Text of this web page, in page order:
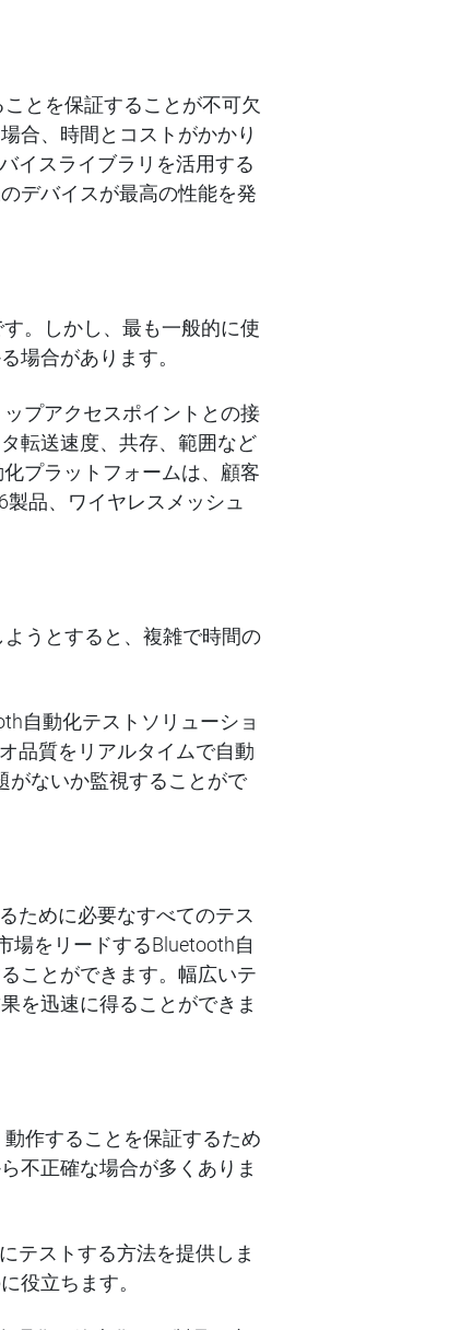
とを保証することが不可欠
合、時間とコストがかかり
イスライブラリを活用する
デバイスが最高の性能を発
。しかし、最も一般的に使
場合があります。
プアクセスポイントとの接
転送速度、共存、範囲など
プラットフォームは、顧客
品、ワイヤレスメッシュ
うとすると、複雑で時間の
自動化テストソリューショ
品質をリアルタイムで自動
がないか監視することがで
ために必要なすべてのテス
場をリードするBluetooth自
ことができます。幅広いテ
を迅速に得ることができま
作することを保証するため
不正確な場合が多くありま
テストする方法を提供しま
役立ちます。